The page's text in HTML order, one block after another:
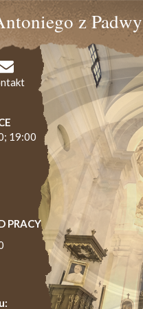
z Padwy
19:00
PRACY